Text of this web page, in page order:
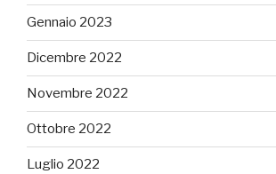
Gennaio 2023
Dicembre 2022
Novembre 2022
Ottobre 2022
Luglio 2022